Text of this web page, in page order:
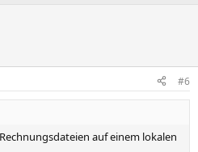
#6
auf einem lokalen